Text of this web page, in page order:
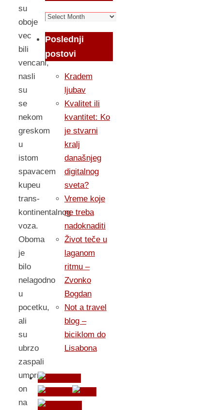
su
oboje
vec
bili
vencani,
nasli
su
se
nekom
greskom
u
istom
spavacem
kupeu
trans-
kontinentalnog
voza.
Oboma
je
bilo
nelagodno
u
pocetku,
ali
su
ubrzo
zaspali
umorni,
on
na
Arhiva
Poslednji
postovi
Kradem
ljubav
Kvalitet ili
kvantitet: Ko
je stvarni
kralj
današnjeg
digitalnog
sveta?
Vreme koje
ne treba
nadoknaditi
Život teče u
laganom
ritmu –
Zvonko
Bogdan
Not a travel
blog –
biciklom do
Lisabona